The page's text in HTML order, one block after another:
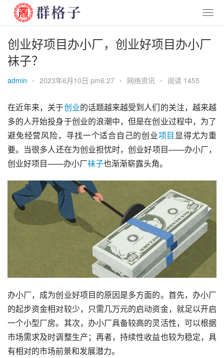
创业好项目办小厂，创业好项目办小厂
袜子？
admin • 2023年6月10日 pm6:27 • 网络资讯 • 阅读 1455
在近年来，关于创业的话题越来越受到人们的关注，越来越
多的人开始投身于创业的浪潮中，但是在创业过程中，为了
避免经营风险，寻找一个适合自己的创业项目显得尤为重
要。当很多人还在为创业担忧时，创业好项目——办小厂，
创业好项目——办小厂袜子也渐渐崭露头角。
办小厂，成为创业好项目的原因是多方面的。首先，办小厂
的起步资金相对较少，只需几万元的启动资金，就足以开启
一个小型厂房。其次，办小厂具备较高的灵活性，可以根据
市场需求及时调整生产；再者，持续性收益也较为稳定，具
有相对的市场前景和发展潜力。